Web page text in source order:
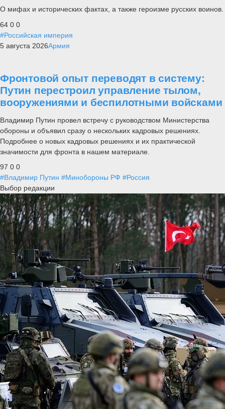
О мифах и исторических фактах, а также героизме русских воинов.
64 0 0
#Российская империя
5 августа 2026Армия
Фронтовой опыт переводят в систему:
Путин перестроил управление тылом,
вооружениями и беспилотными войсками
Владимир Путин провел встречу с руководством Министерства
обороны и объявил сразу о нескольких кадровых решениях.
Подробнее о новых кадровых решениях и их практической
значимости для фронта в нашем материале.
97 0 0
#Владимир Путин #Минобороны РФ #Россия
Выбор редакции